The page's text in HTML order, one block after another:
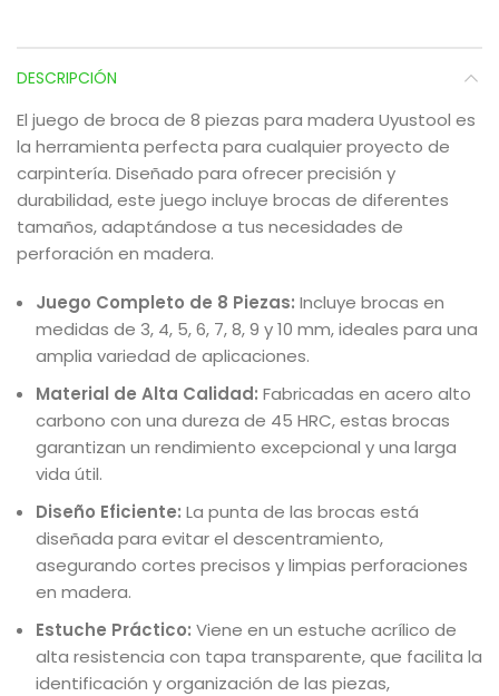
DESCRIPCIÓN
El juego de broca de 8 piezas para madera Uyustool es
la herramienta perfecta para cualquier proyecto de
carpintería. Diseñado para ofrecer precisión y
durabilidad, este juego incluye brocas de diferentes
tamaños, adaptándose a tus necesidades de
perforación en madera.
Juego Completo de 8 Piezas: Incluye brocas en
medidas de 3, 4, 5, 6, 7, 8, 9 y 10 mm, ideales para una
amplia variedad de aplicaciones.
Material de Alta Calidad: Fabricadas en acero alto
carbono con una dureza de 45 HRC, estas brocas
garantizan un rendimiento excepcional y una larga
vida útil.
Diseño Eficiente: La punta de las brocas está
diseñada para evitar el descentramiento,
asegurando cortes precisos y limpias perforaciones
en madera.
Estuche Práctico: Viene en un estuche acrílico de
alta resistencia con tapa transparente, que facilita la
identificación y organización de las piezas,